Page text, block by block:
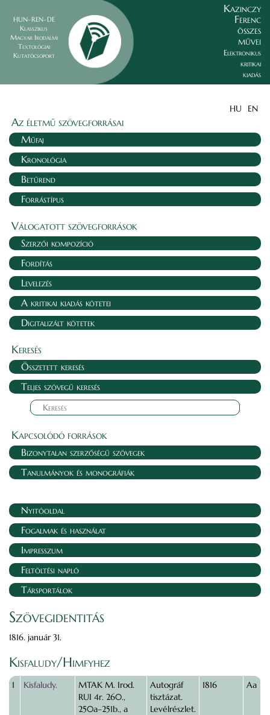
HUN–REN–DE
Klasszikus
Magyar Irodalmi
Textológiai
Kutatócsoport
Kazinczy
Ferenc
összes
művei
Elektronikus
kritikai
kiadás
HU EN
Az életmű szövegforrásai
Műfaj
Kronológia
Betűrend
Forrástípus
Válogatott szövegforrások
Szerzői kompozíció
Fordítás
Levelezés
A kritikai kiadás kötetei
Digitalizált kötetek
Keresés
Összetett keresés
Teljes szövegű keresés
Kapcsolódó források
Bizonytalan szerzőségű szövegek
Tanulmányok és monográfiák
Nyitóoldal
Fogalmak és használat
Impresszum
Feltöltési napló
Társportálok
Szövegidentitás
1816. január 31.
Kisfaludy/Himfyhez
1 Kisfaludy.
MTAK M. Irod.
RUI 4r. 260.,
250a–251b., a
Autográf
tisztázat.
Levélrészlet.
1816 Aa